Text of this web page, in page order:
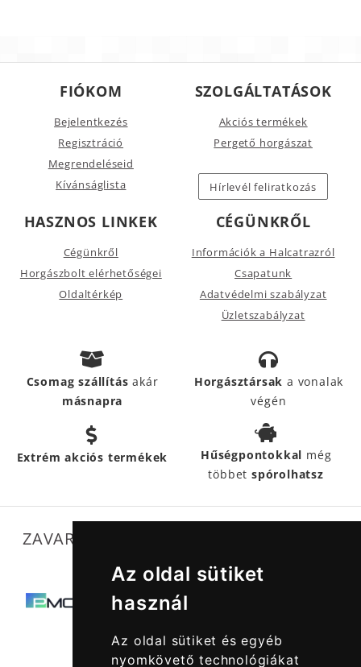
Az oldal sütiket
használ
Az oldal sütiket és egyéb
nyomkövető technológiákat
FIÓKOM
Bejelentkezés
Regisztráció
Megrendeléseid
Kívánságlista
SZOLGÁLTATÁSOK
Akciós termékek
Pergető horgászat
Hírlevél feliratkozás
HASZNOS LINKEK
Cégünkről
Horgászbolt elérhetőségei
Oldaltérkép
CÉGÜNKRŐL
Információk a Halcatrazról
Csapatunk
Adatvédelmi szabályzat
Üzletszabályzat
Csomag szállításakár
másnapra
Horgásztársak a vonalak
végén
Extrém akciós termékek Hűségpontokkal még
többetspórolhatsz
ZAVARTALAN MŰKÖDÉSÜNKET SEGÍTIK